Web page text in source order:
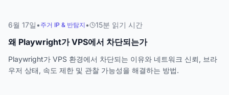
6월 17일• 주거 IP & 반탐지 • 15분 읽기 시간
왜 Playwright가 VPS에서 차단되는가
Playwright가 VPS 환경에서 차단되는 이유와 네트워크 신뢰, 브라
우저 상태, 속도 제한 및 관찰 가능성을 해결하는 방법.